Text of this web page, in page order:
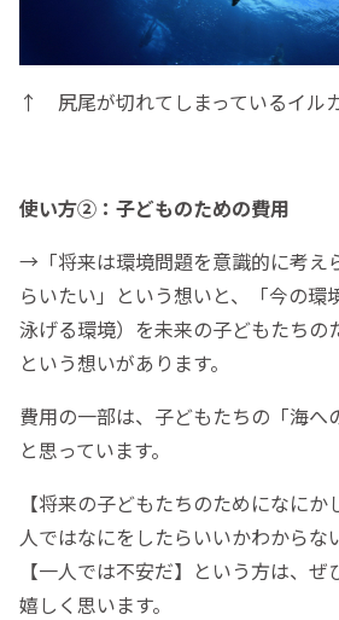
↑ 尻尾が切れてしまっているイル
使い方②：子どものための費用
→「将来は環境問題を意識的に考え
らいたい」という想いと、「今の環
泳げる環境）を未来の子どもたちの
という想いがあります。
費用の一部は、子どもたちの「海へ
と思っています。
【将来の子どもたちのためになに
人ではなにをしたらいいかわからな
【一人では不安だ】という方は、
嬉しく思います。